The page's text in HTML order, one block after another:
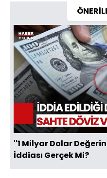
''1 Milyar Dolar
İddiası Gerçek Mi?